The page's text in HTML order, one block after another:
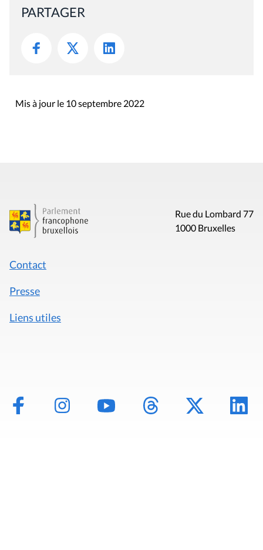
PARTAGER
Mis à jour le 10 septembre 2022
Rue du Lombard 77
1000 Bruxelles
Contact
Presse
Liens utiles